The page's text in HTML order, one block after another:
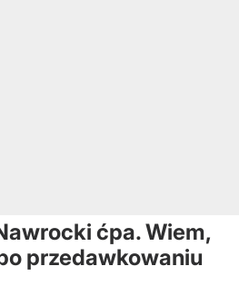
ćpa. Wiem,
przedawkowaniu